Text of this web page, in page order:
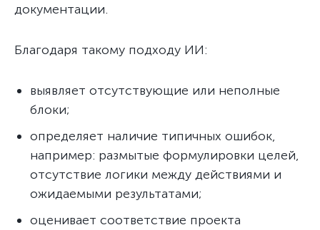
документации.
Благодаря такому подходу ИИ:
выявляет отсутствующие или неполные
блоки;
определяет наличие типичных ошибок,
например: размытые формулировки целей,
отсутствие логики между действиями и
ожидаемыми результатами;
оценивает соответствие проекта